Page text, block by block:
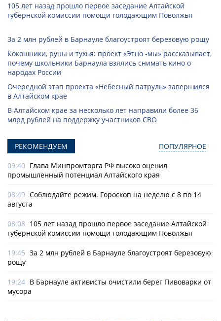
105 лет назад прошло первое заседание Алтайской
губернской комиссии помощи голодающим Поволжья
За 2 млн рублей в Барнауле благоустроят березовую рощу
Кокошники, руны и тухья: проект «Этно -мы» рассказывает,
почему школьники Барнаула взялись снимать кино о
народах России
Очередной этап проекта «Небесный патруль» завершился
в Алтайском крае
В Алтайском крае за несколько лет направили более 36
млрд рублей на поддержку участников СВО
РЕКОМЕНДУЕМ ПОПУЛЯРНОЕ
09:40 Глава Минпромторга РФ высоко оценил
промышленный потенциал Алтайского края
08:49 Соблюдайте режим. Гороскоп на неделю с 8 по 14
августа
08:08 105 лет назад прошло первое заседание Алтайской
губернской комиссии помощи голодающим Поволжья
19:45 За 2 млн рублей в Барнауле благоустроят березовую
рощу
19:24 В Барнауле активисты очистили берег Пивоварки от
мусора